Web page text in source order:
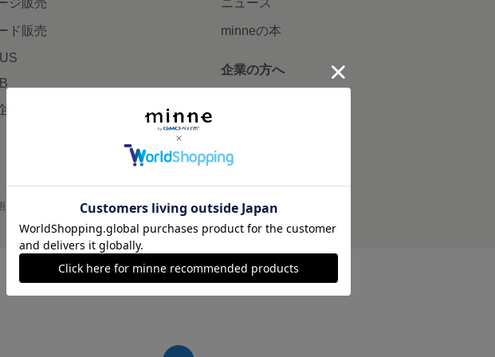
ジ販売
ド販売
画・イベント
ニュース
minneの本
企業の方へ
プライバシーポリシー 会社概要 採用情報 メディアキット
©GMO Pepabo, Inc. All rights reserved.